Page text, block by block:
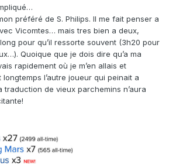
préféré de S. Philips. Il me fait penser a
Vicomtes… mais tres bien a deux,
pour qu’il ressorte souvent (3h20 pour
Quoique que je dois dire qu’a ma
rapidement où je m’en allais et
longtemps l’autre joueur qui peinait a
de vieux parchemins n’aura